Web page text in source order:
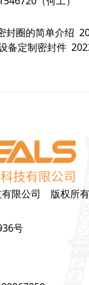
封圈的简单介绍
备定制密封件
有限公司 版权所有
号